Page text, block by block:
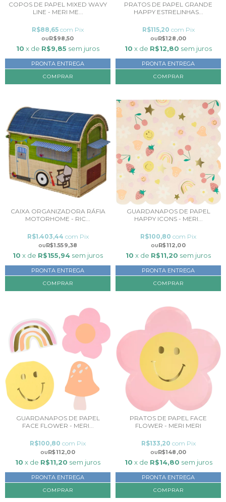
COPOS DE PAPEL MIXED WAVY
LINE - MERI ME...
R$98,50
R$88,65 com Pix
10 x de R$9,85 sem juros
PRONTA ENTREGA
PRATOS DE PAPEL GRANDE
HAPPY ESTRELINHAS...
R$128,00
R$115,20 com Pix
10 x de R$12,80 sem juros
PRONTA ENTREGA
CAIXA ORGANIZADORA RÁFIA
MOTORHOME - RIC...
R$1.559,38
R$1.403,44 com Pix
10 x de R$155,94 sem juros
PRONTA ENTREGA
GUARDANAPOS DE PAPEL
HAPPY ICONS - MERI...
R$112,00
R$100,80 com Pix
10 x de R$11,20 sem juros
PRONTA ENTREGA
GUARDANAPOS DE PAPEL
FACE FLOWER - MERI...
R$112,00
R$100,80 com Pix
10 x de R$11,20 sem juros
PRONTA ENTREGA
PRATOS DE PAPEL FACE
FLOWER - MERI MERI
R$148,00
R$133,20 com Pix
10 x de R$14,80 sem juros
PRONTA ENTREGA